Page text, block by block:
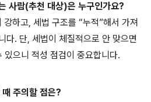
사람(추천 대상)은 누구인가요?
하고, 세법 구조를 “누적”해서 가져
다. 단, 세법이 체질적으로 안 맞으면
있으니 적성 점검이 중요합니다.
주의할 점은?